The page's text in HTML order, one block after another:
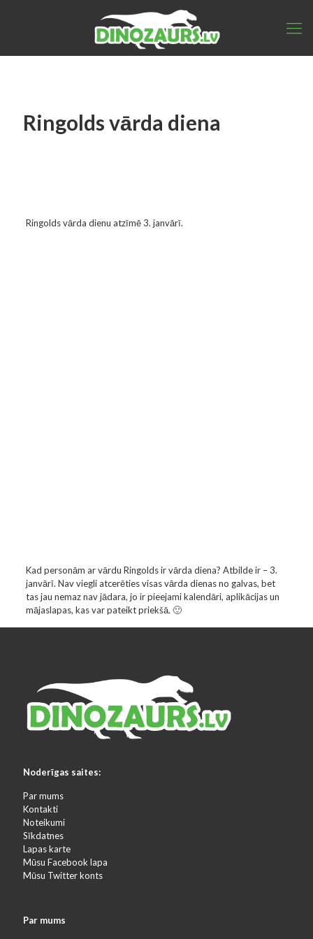
Ringolds vārda diena
Ringolds vārda dienu atzīmē 3. janvārī.
Kad personām ar vārdu Ringolds ir vārda diena? Atbilde ir – 3.
janvārī. Nav viegli atcerēties visas vārda dienas no galvas, bet
tas jau nemaz nav jādara, jo ir pieejami kalendāri, aplikācijas un
mājaslapas, kas var pateikt priekšā. 🙂
Noderīgas saites:
Par mums
Kontakti
Noteikumi
Sīkdatnes
Lapas karte
Mūsu Facebook lapa
Mūsu Twitter konts
Par mums